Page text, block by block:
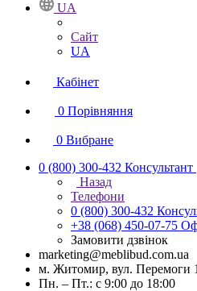
UA
Сайт
UA
Кабінет
0 Порівняння
0 Вибране
0 (800) 300-432 Консультант
Назад
Телефони
0 (800) 300-432
+38 (068) 450-07-75
Замовити дзвінок
marketing@meblibud.com.ua
м. Житомир, вул. Перемоги
Пн. – Пт.: с 9:00 до 18:00